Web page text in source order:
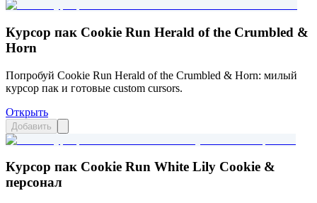
Курсор пак Cookie Run Herald of the Crumbled &
Horn
Попробуй Cookie Run Herald of the Crumbled & Horn: милый
курсор пак и готовые custom cursors.
Открыть
Добавить
Курсор пак Cookie Run White Lily Cookie &
персонал